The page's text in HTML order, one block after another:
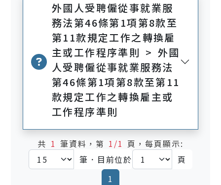
外國人受聘僱從事就業服
務法第46條第1項第8款至
第11款規定工作之轉換雇
主或工作程序準則 > 外國
人受聘僱從事就業服務法
第46條第1項第8款至第11
款規定工作之轉換雇主或
工作程序準則
共 1筆資料，第 1/1 頁，每頁顯示:
筆．目前位於
頁
1